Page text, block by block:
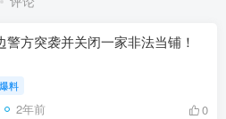
警方突袭并关闭一家非法当铺！
爆料
2年前 0